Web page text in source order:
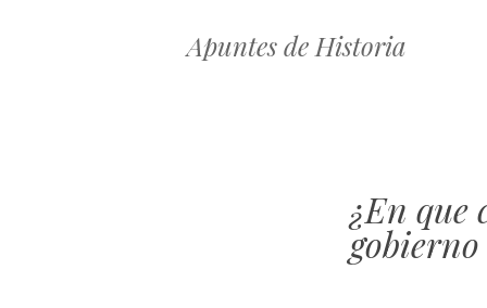
Apuntes de Historia
¿En que